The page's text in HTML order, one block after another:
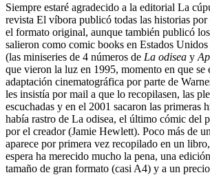
Siempre estaré agradecido a la editorial La
revista El víbora publicó todas las historias por
el formato original, aunque también publicó
salieron como comic books en Estados
(las miniseries de 4 números de La odisea y
que vieron la luz en 1995, momento en que se
adaptación cinematográfica por parte de
les insistía por mail a que lo recopilasen, las
escuchadas y en el 2001 sacaron las primeras
había rastro de La odisea, el último cómic del
por el creador (Jamie Hewlett). Poco más de
aparece por primera vez recopilado en un
espera ha merecido mucho la pena, una
tamaño de gran formato (casi A4) y a un